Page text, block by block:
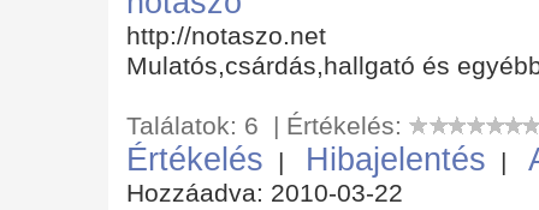
http://notaszo.net
Mulatós,csárdás,hallgató és
Találatok: 6 | Értékelés:
Értékelés | Hibajelentés |
Hozzáadva: 2010-03-22